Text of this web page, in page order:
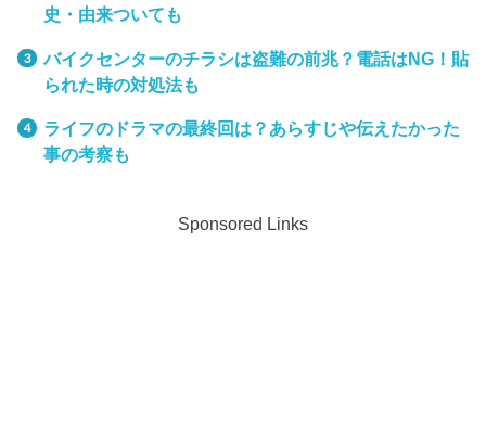
史・由来ついても
バイクセンターのチラシは盗難の前兆？電話はNG！貼
られた時の対処法も
ライフのドラマの最終回は？あらすじや伝えたかった
事の考察も
Sponsored Links